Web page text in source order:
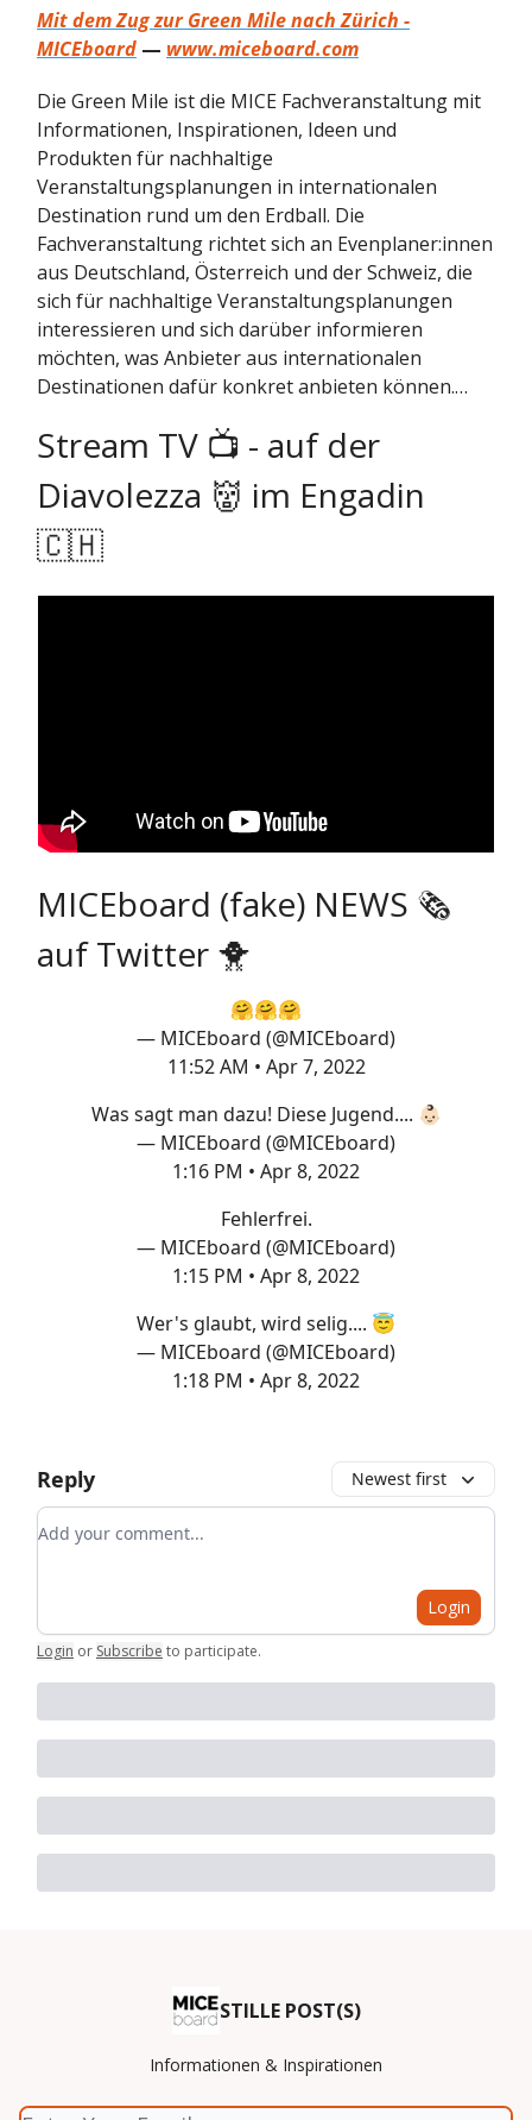
Mit dem Zug zur Green Mile nach Zürich -
MICEboard — www.miceboard.com
Die Green Mile ist die MICE Fachveranstaltung mit
Informationen, Inspirationen, Ideen und
Produkten für nachhaltige
Veranstaltungsplanungen in internationalen
Destination rund um den Erdball. Die
Fachveranstaltung richtet sich an Evenplaner:innen
aus Deutschland, Österreich und der Schweiz, die
sich für nachhaltige Veranstaltungsplanungen
interessieren und sich darüber informieren
möchten, was Anbieter aus internationalen
Destinationen dafür konkret anbieten können.…
Stream TV 📺 - auf der
Diavolezza 👹 im Engadin
🇨🇭
MICEboard (fake) NEWS 🗞
auf Twitter 🐥
🤗🤗🤗
— MICEboard (@MICEboard)
11:52 AM • Apr 7, 2022
Was sagt man dazu! Diese Jugend.... 👶🏻
— MICEboard (@MICEboard)
1:16 PM • Apr 8, 2022
Fehlerfrei.
— MICEboard (@MICEboard)
1:15 PM • Apr 8, 2022
Wer's glaubt, wird selig.... 😇
— MICEboard (@MICEboard)
1:18 PM • Apr 8, 2022
Reply Newest first
Add your comment
Login
Login or Subscribe to participate.
STILLE POST(S)
Informationen & Inspirationen